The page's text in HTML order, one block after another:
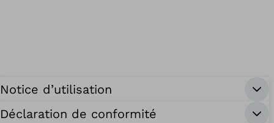
Notice d’utilisation
Déclaration de conformité